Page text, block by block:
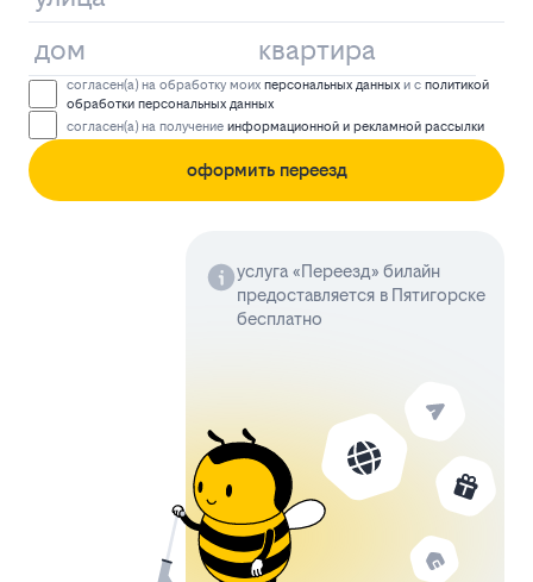
согласен(а) на обработку моих персональных данных и с политикой
обработки персональных данных
согласен(а) на получение информационной и рекламной рассылки
оформить переезд
услуга «Переезд» билайн
предоставляется в Пятигорске
бесплатно